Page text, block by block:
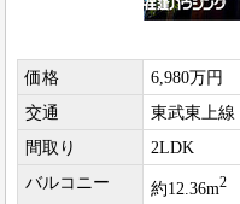
価格
6,980万円
交通
東武東上線
間取り
2LDK
バルコニー
約12.36m2